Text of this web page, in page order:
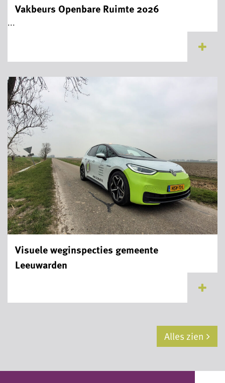
Vakbeurs Openbare Ruimte 2026
...
Visuele weginspecties gemeente
Leeuwarden
Alles zien